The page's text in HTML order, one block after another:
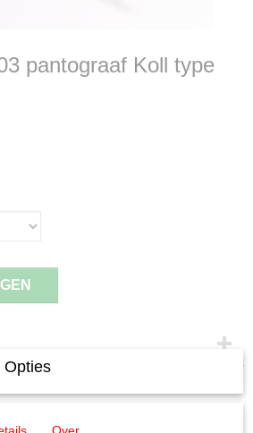
pantograaf Koll type
pantograaf Koll type
Opties